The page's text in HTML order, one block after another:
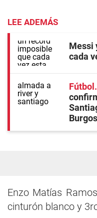
LEE ADEMÁS
Messi
cada
Fútbol
Burgos
Enzo Matías
cinturón blanco y